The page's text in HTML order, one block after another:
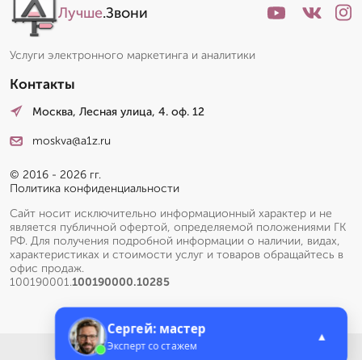
Лучше.Звони
Услуги электронного маркетинга и аналитики
Контакты
Москва, Лесная улица, 4. оф. 12
moskva@a1z.ru
© 2016 - 2026 гг.
Политика конфиденциальности
Сайт носит исключительно информационный характер и не
является публичной офертой, определяемой положениями ГК
РФ. Для получения подробной информации о наличии, видах,
характеристиках и стоимости услуг и товаров обращайтесь в
офис продаж.
100190001.100190000.10285
Сергей: мастер
Эксперт со стажем
▲